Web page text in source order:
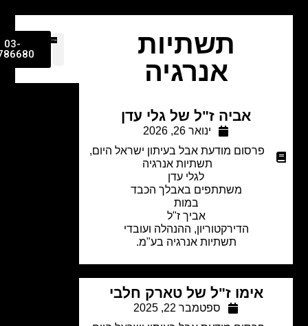
תשתיות
אנרגיה
אביה ז"ל של גלי עדן
ינואר 26, 2026
פרסום מודעת אבל בעיתון ישראל היום,
תשתיות אנרגיה
לגלי עדן
משתתפים באבלך הכבד
אביך ז"ל
הדירקטוריון, ההנהלה ועובדי
תשתיות אנרגיה בע"מ.
אימו ז"ל של טארק חלבי
ספטמבר 22, 2025
03-
9786680